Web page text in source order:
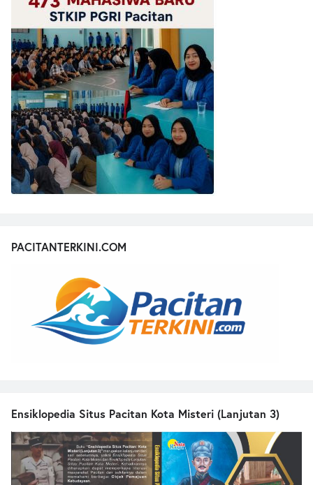
PACITANTERKINI.COM
Ensiklopedia Situs Pacitan Kota Misteri (Lanjutan 3)